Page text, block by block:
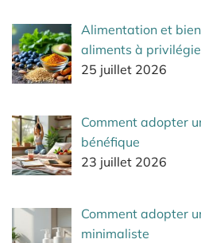
Alimentation et
aliments à
25 juillet 2026
Comment adopter
bénéfique
23 juillet 2026
Comment adopter
minimaliste